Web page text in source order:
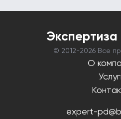
Экспертиза
© 2012-2026 Все
О
expert-